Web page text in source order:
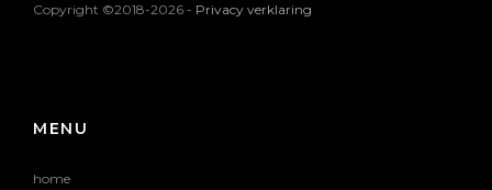
Copyright ©2018-2026 - Privacy verklaring
MENU
home